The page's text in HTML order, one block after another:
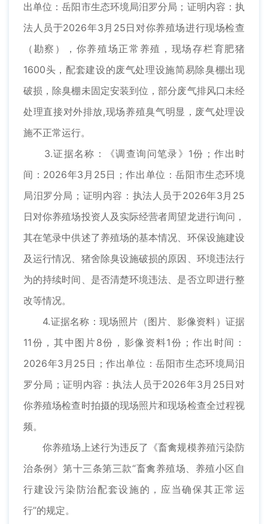
出单位：岳阳市生态环境局汨罗分局；证明内容：执
法人员于2026年3月25日对你养殖场进行现场检查
（勘察），你养殖场正常养殖，现场存栏育肥猪
1600头，配套建设的废气处理设施简易除臭棚出现
破损，除臭棚未固定安装到位，部分废气排风口未经
处理直接对外排放,现场养殖臭气明显，废气处理设
施不正常运行。
3.证据名称：《调查询问笔录》1份；作出时
间：2026年3月25日；作出单位：岳阳市生态环境
局汨罗分局；证明内容：执法人员于2026年3月25
日对你养殖场投资人及实际经营者周望龙进行询问，
其在笔录中供述了养殖场的基本情况、环保设施建设
及运行情况、猪舍除臭设施破损的原因、环境违法行
为的持续时间、是否清楚环境违法、是否立即进行整
改等情况。
4.证据名称：现场照片（图片、影像资料）证据
11份，其中图片8份，影像资料1份；作出时间：
2026年3月25日；作出单位：岳阳市生态环境局汨
罗分局；证明内容：执法人员于2026年3月25日对
你养殖场检查时拍摄的现场照片和现场检查全过程视
频。
你养殖场上述行为违反了《畜禽规模养殖污染防
治条例》第十三条第三款“畜禽养殖场、养殖小区自
行建设污染防治配套设施的，应当确保其正常运
行”的规定。